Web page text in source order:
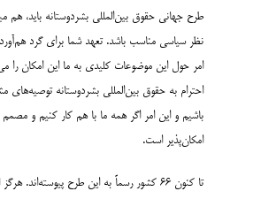
طرح جهانی حقوق بین‌المللی بشردوستانه باید، هم
نظر سیاسی مناسب باشد. تعهد شما برای گرد
امر حول این موضوعات کلیدی به ما این امکان را
احترام به حقوق بین‌المللی بشردوستانه
باشیم و این امر اگر همه ما با هم کار کنیم و
امکان‌پذیر است.
تا کنون ۶۶ کشور رسماً به این طرح پیوسته‌اند.